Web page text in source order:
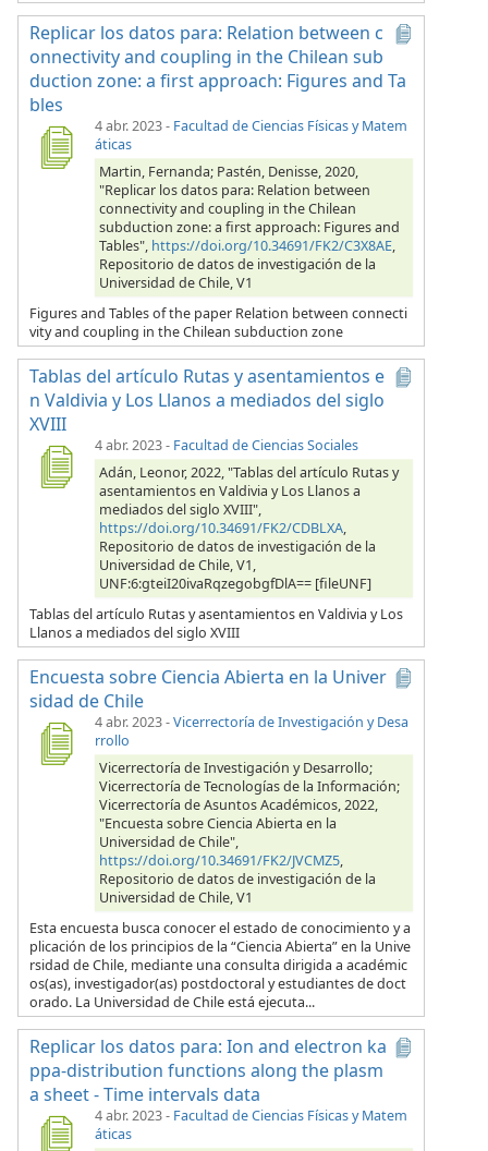
Replicar los datos para: Relation between c
onnectivity and coupling in the Chilean sub
duction zone: a first approach: Figures and Ta
bles
4 abr. 2023- Facultad de Ciencias Físicas y Matem
áticas
Martin, Fernanda; Pastén, Denisse, 2020,
"Replicar los datos para: Relation between
connectivity and coupling in the Chilean
subduction zone: a first approach: Figures and
Tables", https://doi.org/10.34691/FK2/C3X8AE,
Repositorio de datos de investigación de la
Universidad de Chile, V1
Figures and Tables of the paper Relation between connecti
vity and coupling in the Chilean subduction zone
Tablas del artículo Rutas y asentamientos e
n Valdivia y Los Llanos a mediados del siglo
XVIII
4 abr. 2023- Facultad de Ciencias Sociales
Adán, Leonor, 2022, "Tablas del artículo Rutas y
asentamientos en Valdivia y Los Llanos a
mediados del siglo XVIII",
https://doi.org/10.34691/FK2/CDBLXA,
Repositorio de datos de investigación de la
Universidad de Chile, V1,
UNF:6:gteiI20ivaRqzegobgfDlA== [fileUNF]
Tablas del artículo Rutas y asentamientos en Valdivia y Los
Llanos a mediados del siglo XVIII
Encuesta sobre Ciencia Abierta en la Univer
sidad de Chile
4 abr. 2023-Vicerrectoría de Investigación y Desa
rrollo
Vicerrectoría de Investigación y Desarrollo;
Vicerrectoría de Tecnologías de la Información;
Vicerrectoría de Asuntos Académicos, 2022,
"Encuesta sobre Ciencia Abierta en la
Universidad de Chile",
https://doi.org/10.34691/FK2/JVCMZ5,
Repositorio de datos de investigación de la
Universidad de Chile, V1
Esta encuesta busca conocer el estado de conocimiento y a
plicación de los principios de la “Ciencia Abierta” en la Unive
rsidad de Chile, mediante una consulta dirigida a académic
os(as), investigador(as) postdoctoral y estudiantes de doct
orado. La Universidad de Chile está ejecuta...
Replicar los datos para: Ion and electron ka
ppa-distribution functions along the plasm
a sheet - Time intervals data
4 abr. 2023- Facultad de Ciencias Físicas y Matem
áticas